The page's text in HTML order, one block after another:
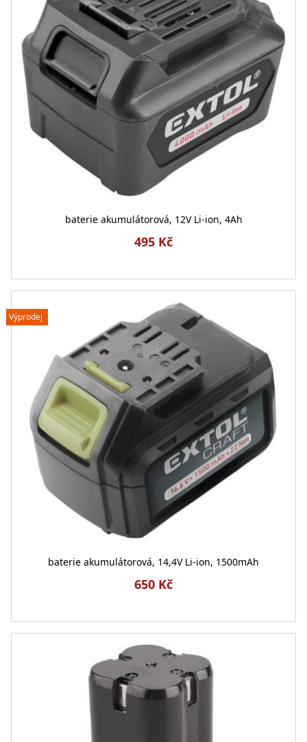
baterie akumulátorová, 12V Li-ion, 4Ah
495 Kč
Výprodej
baterie akumulátorová, 14,4V Li-ion, 1500mAh
650 Kč